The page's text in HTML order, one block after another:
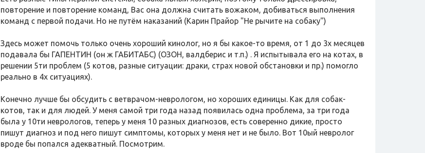
повторение и повторение команд, Вас она должна считать вожаком, добиваться выполнения
команд с первой подачи. Но не путём наказаний (Карин Прайор "Не рычите на собаку")
Здесь может помочь только очень хороший кинолог, но я бы какое-то время, от 1 до 3х месяцев
подавала бы ГАПЕНТИН (он ж ГАБИТАБС) (ОЗОН, валдберис и т.п.) . Я испытывала его на котах, в
решении 5ти проблем (5 котов, разные ситуации: драки, страх новой обстановки и пр.) помогло
реально в 4х ситуациях).
Конечно лучше бы обсудить с ветврачом-неврологом, но хороших единицы. Как для собак-
котов, так и для людей. У меня самой три года назад появилась одна проблема, за три года
была у 10ти неврологов, теперь у меня 10 разных диагнозов, есть соверенно дикие, просто
пишут диагноз и под него пишут симптомы, которых у меня нет и не было. Вот 10ый невролог
вроде бы попался адекватный. Посмотрим.